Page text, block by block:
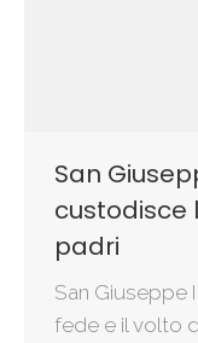
San
custodisce
padri
San Giuseppe
fede e il volto